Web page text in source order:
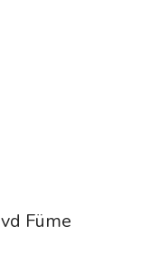
Füme